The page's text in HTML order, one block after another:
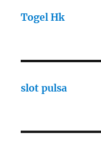
Togel Hk
slot pulsa